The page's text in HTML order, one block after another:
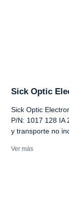
Sick Optic
Sick Optic
P/N: 1017 128 IA
y transporte no
Ver más